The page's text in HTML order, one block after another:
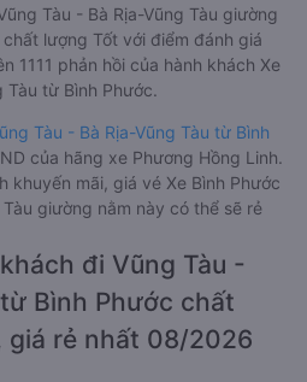
Tàu - Bà Rịa-Vũng Tàu giường
lượng Tốt với điểm đánh giá
1111 phản hồi của hành khách Xe
Tàu từ Bình Phước.
Tàu - Bà Rịa-Vũng Tàu từ Bình
của hãng xe Phương Hồng Linh.
khuyến mãi, giá vé Xe Bình Phước
giường nằm này có thể sẽ rẻ
đi Vũng Tàu -
Bình Phước chất
giá rẻ nhất 08/2026